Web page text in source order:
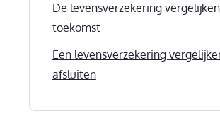
De levensverzekering
toekomst
Een levensverzekering
afsluiten